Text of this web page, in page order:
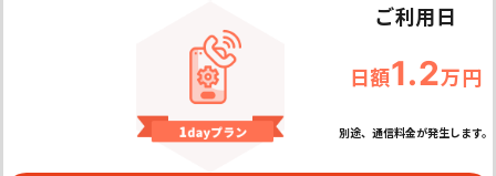
ご利用日
日額1.2万円
別途、通信料金が発生します。